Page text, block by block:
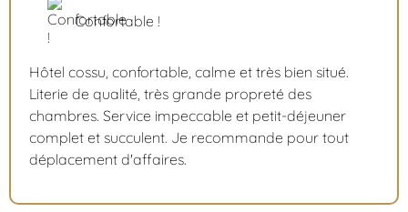
Confortable !
Hôtel cossu, confortable, calme et très bien situé.
Literie de qualité, très grande propreté des
chambres. Service impeccable et petit-déjeuner
complet et succulent. Je recommande pour tout
déplacement d'affaires.